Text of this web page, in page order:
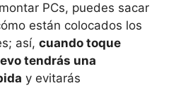
PCs, puedes sacar
están colocados los
así, cuando toque
tendrás una
y evitarás